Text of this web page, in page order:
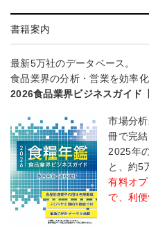
書籍案内
最新5万社のデータベース。
食品業界の分析・営業を効率化
2026食品業界ビジネスガイド
市場分
冊で完結
2025年
と、約5
有料オ
で、利